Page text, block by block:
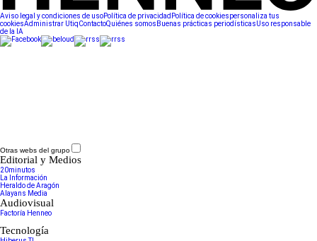
Aviso legal y condiciones de usoPolítica de privacidad Política de cookiespersonaliza tus
cookiesAdministrar UtiqContactoQuiénes somos Buenas prácticas periodísticasUso responsable
de la IA
Otras webs del grupo
Editorial y Medios
20minutos
La Información
Heraldo de Aragón
Alayans Media
Audiovisual
Factoría Henneo
Tecnología